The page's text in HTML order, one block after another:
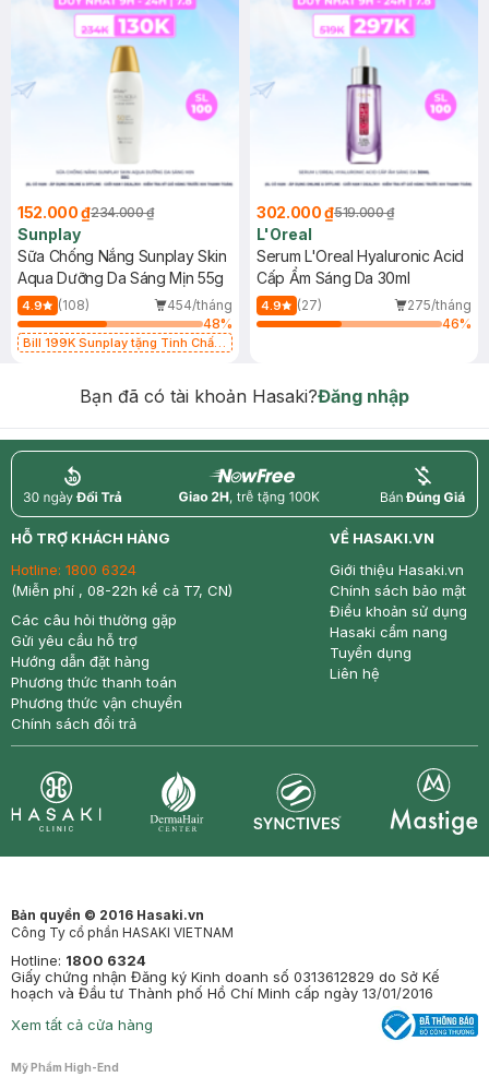
152.000 ₫234.000 ₫
Sunplay
Sữa Chống Nắng Sunplay Skin
Aqua Dưỡng Da Sáng Mịn 55g
4.9 (108)
454/tháng
48%
Bill 199K Sunplay tặng Tinh Chất
302.000 ₫519.000 ₫
L'Oreal
Serum L'Oreal Hyaluronic Acid
Cấp Ẩm Sáng Da 30ml
4.9 (27)
275/tháng
46%
Bạn đã có tài khoản Hasaki?Đăng nhập
return nowfree price
HỖ TRỢ KHÁCH HÀNG
Hotline: 1800 6324
(Miễn phí , 08-22h kể cả T7, CN)
Các câu hỏi thường gặp
Gửi yêu cầu hỗ trợ
Hướng dẫn đặt hàng
Phương thức thanh toán
Phương thức vận chuyển
Chính sách đổi trả
VỀ HASAKI.VN
Giới thiệu Hasaki.vn
Chính sách bảo mật
Điều khoản sử dụng
Hasaki cẩm nang
Tuyển dụng
Liên hệ
Bản quyền © 2016 Hasaki.vn
Công Ty cổ phần HASAKI VIETNAM
Hotline: 1800 6324
Giấy chứng nhận Đăng ký Kinh doanh số 0313612829 do Sở Kế
hoạch và Đầu tư Thành phố Hồ Chí Minh cấp ngày 13/01/2016
Xem tất cả cửa hàng
Mỹ Phẩm High-End